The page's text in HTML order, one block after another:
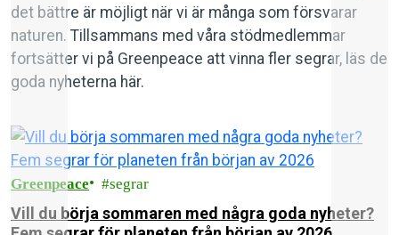
det bättre är möjligt när vi är många som försvarar
naturen. Tillsammans med våra stödmedlemmar
fortsätter vi på Greenpeace att vinna fler segrar, läs de
goda nyheterna här.
Greenpeace segrar
Vill du börja sommaren med några goda nyheter?